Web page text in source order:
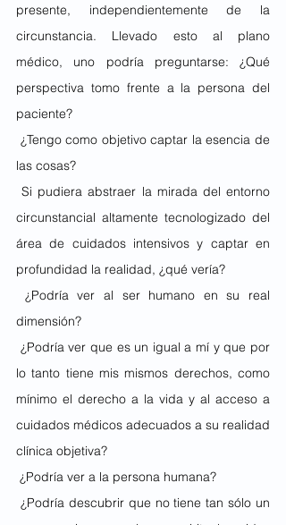
presente, independientemente de la
circunstancia. Llevado esto al plano
médico, uno podría preguntarse: ¿Qué
perspectiva tomo frente a la persona del
paciente?
las cosas?
Si pudiera abstraer la mirada del entorno
circunstancial altamente tecnologizado del
área de cuidados intensivos y captar en
profundidad la realidad, ¿qué vería?
dimensión?
lo tanto tiene mis mismos derechos, como
mínimo el derecho a la vida y al acceso a
cuidados médicos adecuados a su realidad
clínica objetiva?
¿Podría ver a la persona humana?